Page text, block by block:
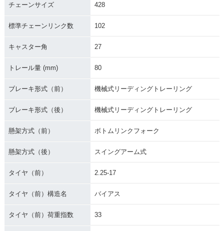
チェーンサイズ 428
標準チェーンリンク数 102
キャスター角 27
トレール量 (mm) 80
ブレーキ形式（前） 機械式リーディングトレーリング
ブレーキ形式（後） 機械式リーディングトレーリング
懸架方式（前） ボトムリンクフォーク
懸架方式（後） スイングアーム式
タイヤ（前） 2.25-17
タイヤ（前）構造名 バイアス
タイヤ（前）荷重指数 33